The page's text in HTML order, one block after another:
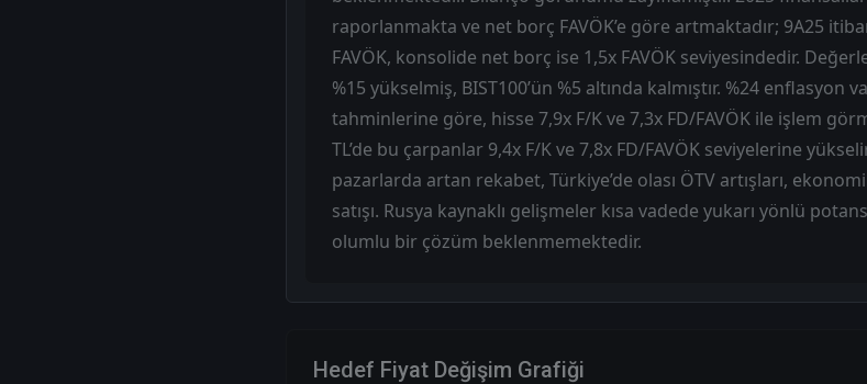
raporlanmakta ve net borç FAVÖK’e göre artmaktadır; 9A25
FAVÖK, konsolide net borç ise 1,5x FAVÖK seviyesindedir.
%15 yükselmiş, BIST100’ün %5 altında kalmıştır. %24 enflasyon
tahminlerine göre, hisse 7,9x F/K ve 7,3x FD/FAVÖK ile işlem
TL’de bu çarpanlar 9,4x F/K ve 7,8x FD/FAVÖK seviyelerine
pazarlarda artan rekabet, Türkiye’de olası ÖTV artışları,
satışı. Rusya kaynaklı gelişmeler kısa vadede yukarı yönlü
olumlu bir çözüm beklenmemektedir.
Hedef Fiyat Değişim Grafiği